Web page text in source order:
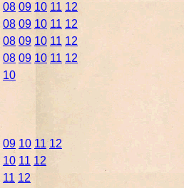
08 09 10 11 12
08 09 10 11 12
08 09 10 11 12
08 09 10 11 12
10
09 10 11 12
10 11 12
11 12